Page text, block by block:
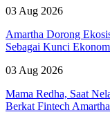
03 Aug 2026
Amartha Dorong
Sebagai Kunci
03 Aug 2026
Mama Redha, Saat
Berkat Fintech Amartha